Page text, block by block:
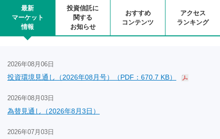
最新
マーケット
情報
投資信託に
関する
お知らせ
おすすめ
コンテンツ
アクセス
ランキング
2026年08月06日
投資環境見通し（2026年08月号）（PDF：670.7 KB）
2026年08月03日
為替見通し（2026年8月3日）
2026年07月03日